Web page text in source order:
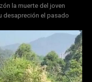
la muerte del joven
desapreción el pasado